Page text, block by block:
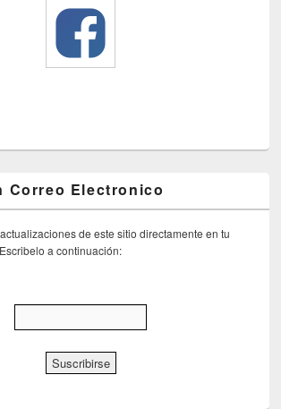
Correo Electronico
de este sitio directamente en tu
a continuación: